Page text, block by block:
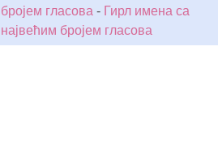
бројем гласова - Гирл имена са
највећим бројем гласова